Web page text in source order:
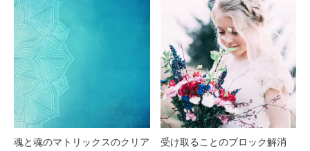
魂と魂のマトリックスのクリア
受け取ることのブロック解消